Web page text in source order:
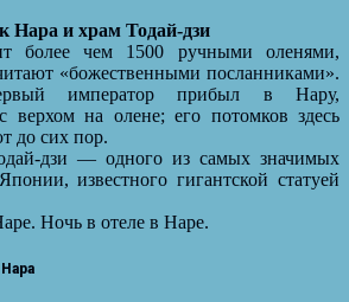
Нара и храм Тодай-дзи
более чем 1500 ручными оленями,
«божественными посланниками».
император прибыл в Нару,
верхом на олене; его потомков здесь
до сих пор.
дзи — одного из самых значимых
известного гигантской статуей
Ночь в отеле в Наре.